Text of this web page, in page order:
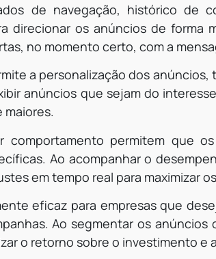
de navegação, histórico de
direcionar os anúncios de forma
no momento certo, com a
a personalização dos anúncios,
anúncios que sejam do
permitem que
Ao acompanhar o
em tempo real para maximizar
eficaz para empresas que
Ao segmentar os
o retorno sobre o investimento e